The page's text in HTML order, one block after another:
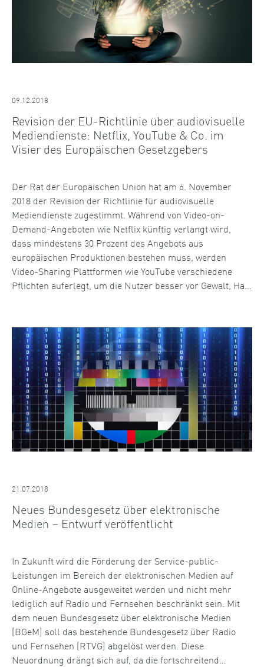
09.12.2018
Revision der EU-Richtlinie über audiovisuelle
Mediendienste: Netflix, YouTube & Co. im
Visier des Europäischen Gesetzgebers
Der Rat der Europäischen Union hat am 6. November
2018 der Revision der Richtlinie für audiovisuelle
Mediendienste zugestimmt. Während von Video-on-
Demand-Angeboten wie Netflix künftig verlangt wird,
dass mindestens 30 Prozent des Angebots aus
europäischen Produktionen bestehen muss, werden
Video-Sharing Plattformen wie YouTube verschiedene
Pflichten auferlegt, um die Nutzer besser vor Gewalt, Ha…
21.07.2018
Neues Bundesgesetz über elektronische
Medien – Entwurf veröffentlicht
In Zukunft wird die Förderung der Service-public-
Leistungen im Bereich der elektronischen Medien auf
Online-Angebote ausgeweitet werden und nicht mehr
lediglich auf Radio und Fernsehen beschränkt sein. Mit
dem neuen Bundesgesetz über elektronische Medien
(BGeM) soll das bestehende Bundesgesetz über Radio
und Fernsehen (RTVG) abgelöst werden. Diese
Neuordnung drängt sich auf, da die fortschreitend…